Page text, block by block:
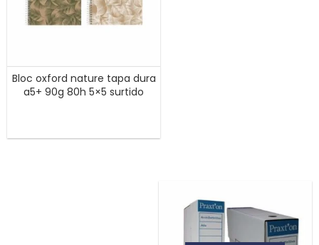
Bloc oxford nature tapa dura
a5+ 90g 80h 5×5 surtido